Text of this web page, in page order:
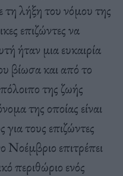
λήξη του νόμου της
επιζώντες να
ήταν μια ευκαιρία
βίωσα και από το
της ζωής
της οποίας είναι
τους επιζώντες
Νοέμβριο επιτρέπει
περιθώριο ενός